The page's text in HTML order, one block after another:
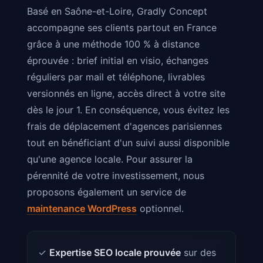
Basé en Saône-et-Loire, Gradly Concept
accompagne ses clients partout en France
grâce à une méthode 100 % à distance
éprouvée : brief initial en visio, échanges
réguliers par mail et téléphone, livrables
versionnés en ligne, accès direct à votre site
dès le jour 1. En conséquence, vous évitez les
frais de déplacement d'agences parisiennes
tout en bénéficiant d'un suivi aussi disponible
qu'une agence locale. Pour assurer la
pérennité de votre investissement, nous
proposons également un service de
maintenance WordPress optionnel.
✓ Expertise SEO locale prouvée sur des